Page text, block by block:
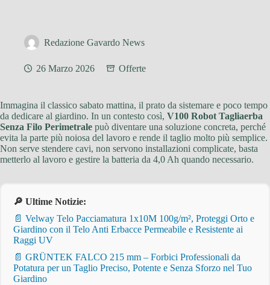
Redazione Gavardo News
26 Marzo 2026 Offerte
Immagina il classico sabato mattina, il prato da sistemare e poco tempo
da dedicare al giardino. In un contesto così, V100 Robot Tagliaerba
Senza Filo Perimetrale può diventare una soluzione concreta, perché
evita la parte più noiosa del lavoro e rende il taglio molto più semplice.
Non serve stendere cavi, non servono installazioni complicate, basta
metterlo al lavoro e gestire la batteria da 4,0 Ah quando necessario.
🔎 Ultime Notizie:
📄 Velway Telo Pacciamatura 1x10M 100g/m², Proteggi Orto e
Giardino con il Telo Anti Erbacce Permeabile e Resistente ai
Raggi UV
📄 GRÜNTEK FALCO 215 mm – Forbici Professionali da
Potatura per un Taglio Preciso, Potente e Senza Sforzo nel Tuo
Giardino